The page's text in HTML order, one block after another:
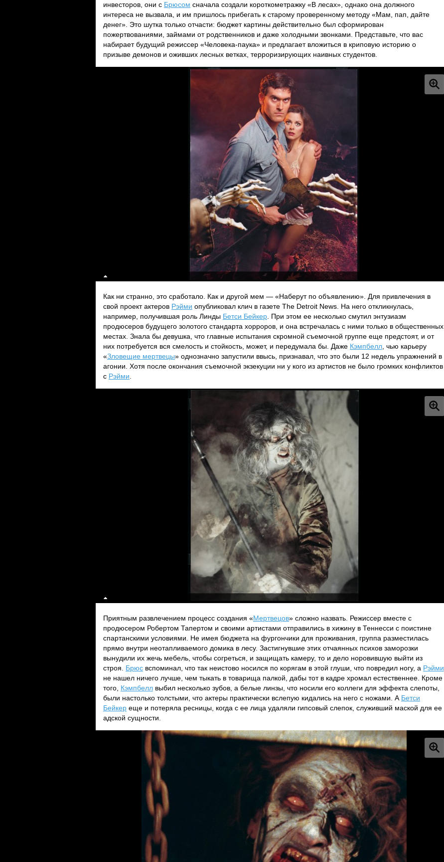
инвесторов, они с Брюсом сначала создали короткометражку «В лесах», однако она должного
интереса не вызвала, и им пришлось прибегать к старому проверенному методу «Мам, пап, дайте
денег». Это шутка только отчасти: бюджет картины действительно был сформирован
пожертвованиями, займами от родственников и даже холодными звонками. Представьте, что вас
набирает будущий режиссер «Человека-паука» и предлагает вложиться в криповую историю о
призыве демонов и оживших лесных ветках, терроризирующих наивных студентов.
Как ни странно, это сработало. Как и другой мем — «Наберут по объявлению». Для привлечения в
свой проект актеров Рэйми опубликовал клич в газете The Detroit News. На него откликнулась,
например, получившая роль Линды Бетси Бейкер . При этом ее несколько смутил энтузиазм
продюсеров будущего золотого стандарта хорроров, и она встречалась с ними только в общественных
местах. Знала бы девушка, что главные испытания скромной съемочной группе еще предстоят, и от
них потребуется вся смелость и стойкость, может, и передумала бы. Даже Кэмпбелл , чью карьеру
«Зловещие мертвецы» однозначно запустили ввысь, признавал, что это были 12 недель упражнений в
агонии. Хотя после окончания съемочной экзекуции ни у кого из артистов не было громких конфликтов
с Рэйми
Приятным развлечением процесс создания «Мертвецов» сложно назвать. Режиссер вместе с
продюсером Робертом Тапертом и своими артистами отправились в хижину в Теннесси с поистине
спартанскими условиями. Не имея бюджета на фургончики для проживания, группа разместилась
прямо внутри неотапливаемого домика в лесу. Застигнувшие этих отчаянных психов заморозки
вынудили их жечь мебель, чтобы согреться, и защищать камеру, то и дело норовившую выйти из
строя. Брюс вспоминал, что так неистово носился по корягам в этой глуши, что повредил ногу, а Рэйми
не нашел ничего лучше, чем тыкать в товарища палкой, дабы тот в кадре хромал естественнее. Кроме
того, Кэмпбелл выбил несколько зубов, а белые линзы, что носили его коллеги для эффекта слепоты,
были настолько толстыми, что актеры практически вслепую кидались на него с ножами. А Бетси
Бейкер еще и потеряла ресницы, когда с ее лица удаляли гипсовый слепок, служивший маской для ее
адской сущности.